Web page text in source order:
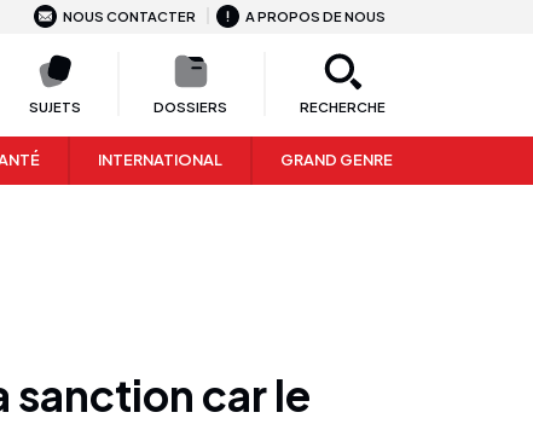
NOUS CONTACTER A PROPOS DE NOUS
SUJETS DOSSIERS RECHERCHE
INTERNATIONAL GRAND GENRE
sanction car le